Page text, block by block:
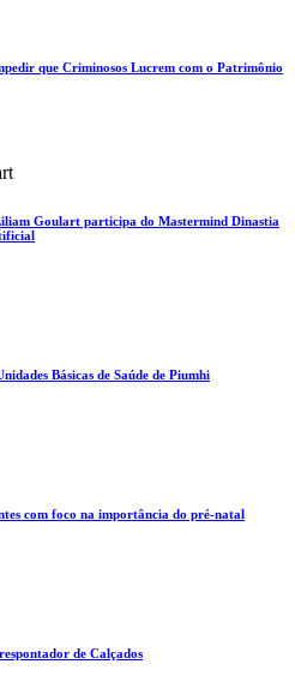
que Criminosos Lucrem com o Patrimônio
Goulart participa do Mastermind Dinastia
Básicas de Saúde de Piumhi
com foco na importância do pré-natal
de Calçados